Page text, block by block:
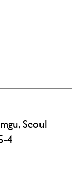
Seoul
4​